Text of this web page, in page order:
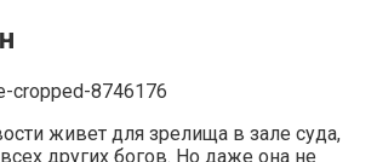
живет для зрелища в зале суда,
других богов. Но даже она не